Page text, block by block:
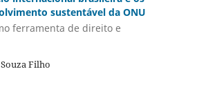
sustentável da ONU
ferramenta de direito e
Filho